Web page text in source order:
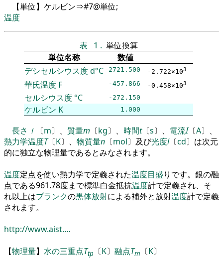
【単位】ケルビン⇒#7@単位;
温度
表 1 . 単位換算
単位名称
数値
デシセルシウス度d°C -2721.500 -2.722×103
華氏温度 F -457.866 -0.458×103
セルシウス度 °C -272.150
ケルビン K 1.000
長さ ｌ 〔m〕 、 質量m 〔kg〕 、 時間t〔s〕 、 電流I〔A〕 、
熱力学温度T〔K〕 、 物質量n 〔mol〕 及び光度l〔cd〕 は次元
的に独立な物理量であるとみなされます。
温度定点を使い熱力学で定義された温度目盛りです。 銀の融
点である961.78度まで標準白金抵抗温度計で定義され、 そ
れ以上はプランクの黒体放射による補外と放射温度計で定義
されます。
http://www.aist.…
【物理量】 水の三重点Ttp 〔K〕 融点Tm 〔K〕